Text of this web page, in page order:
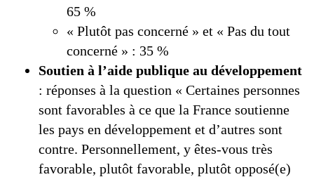
65 %
« Plutôt pas concerné » et « Pas du tout
concerné » : 35 %
Soutien à l’aide publique au développement
: réponses à la question « Certaines personnes
sont favorables à ce que la France soutienne
les pays en développement et d’autres sont
contre. Personnellement, y êtes-vous très
favorable, plutôt favorable, plutôt opposé(e)